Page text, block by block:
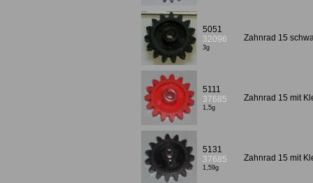
5051
32096
3g
Zahnrad 15
5111
37685
1,5g
Zahnrad 15 mit
5131
37685
1,59g
Zahnrad 15 mit